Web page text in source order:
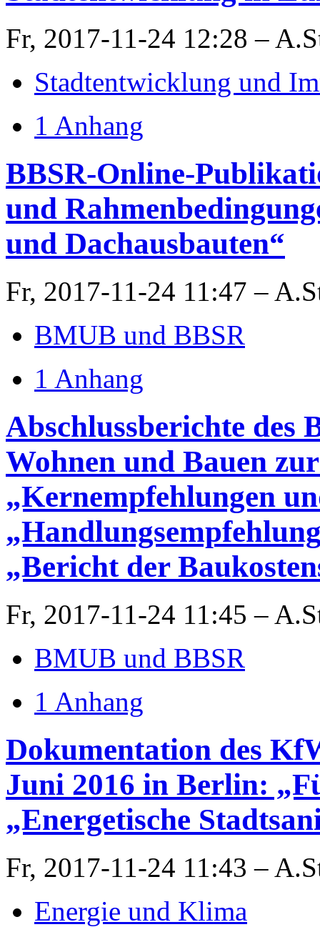
Fr, 2017-11-24 12:28 –
Stadtentwicklung und
1 Anhang
BBSR-Online-
und
und Dachausbauten“
Fr, 2017-11-24 11:47 –
BMUB und BBSR
1 Anhang
Abschlussberichte des
Wohnen und Bauen
„Kernempfehlungen
„Bericht der
Fr, 2017-11-24 11:45 –
BMUB und BBSR
1 Anhang
Dokumentation des
Juni 2016 in Berlin:
„Energetische
Fr, 2017-11-24 11:43 –
Energie und Klima